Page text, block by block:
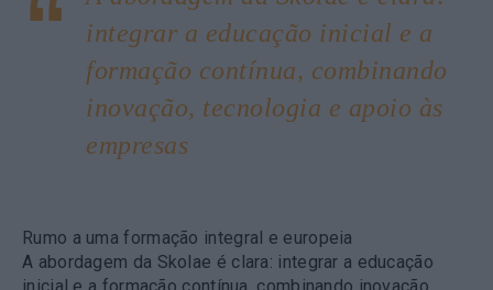
integrar a educação inicial e a
formação contínua, combinando
inovação, tecnologia e apoio às
empresas
Rumo a uma formação integral e europeia
A abordagem da Skolae é clara: integrar a educação
inicial e a formação contínua, combinando inovação,